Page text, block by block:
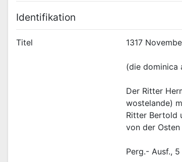
Identifikation
Titel
Der Ritter
wostelande)
Ritter Bertold
Perg.- Ausf.,